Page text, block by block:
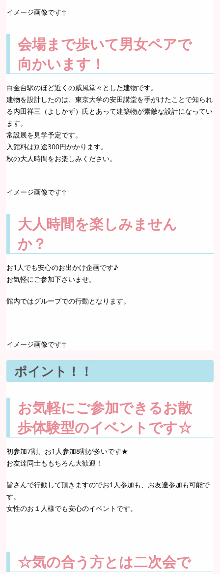
イメージ画像です↑
会場まで歩いて男女ペアで
向かいます！
白金台駅のほど近くの威風堂々とした建物です。
建物を設計したのは、東京大学の安田講堂を手がけたことで知られ
る内田祥三（よしかず）氏とあって建築物が素敵な設計になってい
ます。
常設展を見学予定です。
入館料は別途300円かかります。
秋の大人時間をお楽しみください。
イメージ画像です↑
大人時間を楽しみません
か？
お1人でも安心のお出かけ企画です♪
お気軽にご参加下さいませ。
館内ではグループでの行動となります。
イメージ画像です↑
ポイント！！
お気軽にご参加できるお散
歩体験型のイベントです☆
初参加7割、お1人参加8割が多いです★
お友達同士ももちろん大歓迎！
皆さんで行動して頂きますのでお1人参加も、お友達参加も可能で
す。
女性のお１人様でも安心のイベントです。
☆気の合う方とは二次会で